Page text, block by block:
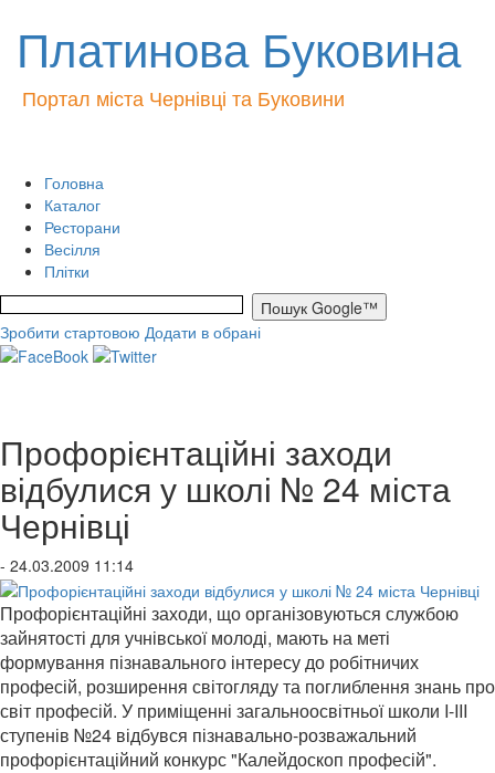
Платинова Буковина
Портал міста Чернівці та Буковини
Головна
Каталог
Ресторани
Весілля
Плітки
Зробити стартовою Додати в обрані
Профорієнтаційні заходи
відбулися у школі № 24 міста
Чернівці
- 24.03.2009 11:14
Профорієнтаційні заходи, що організовуються службою
зайнятості для учнівської молоді, мають на меті
формування пізнавального інтересу до робітничих
професій, розширення світогляду та поглиблення знань про
світ професій. У приміщенні загальноосвітньої школи I-III
ступенів №24 відбувся пізнавально-розважальний
профорієнтаційний конкурс "Калейдоскоп професій".